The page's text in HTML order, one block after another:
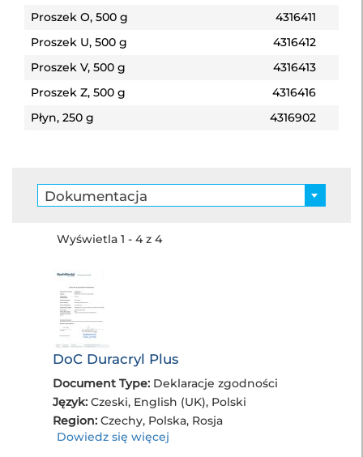
Proszek O, 500 g
4316411
Proszek U, 500 g
4316412
Proszek V, 500 g
4316413
Proszek Z, 500 g
4316416
Płyn, 250 g
4316902
Dokumentacja
Wyświetla 1 - 4 z 4
DoC Duracryl Plus
Document Type: Deklaracje zgodności
Język: Czeski, English (UK), Polski
Region: Czechy, Polska, Rosja
Dowiedz się więcej